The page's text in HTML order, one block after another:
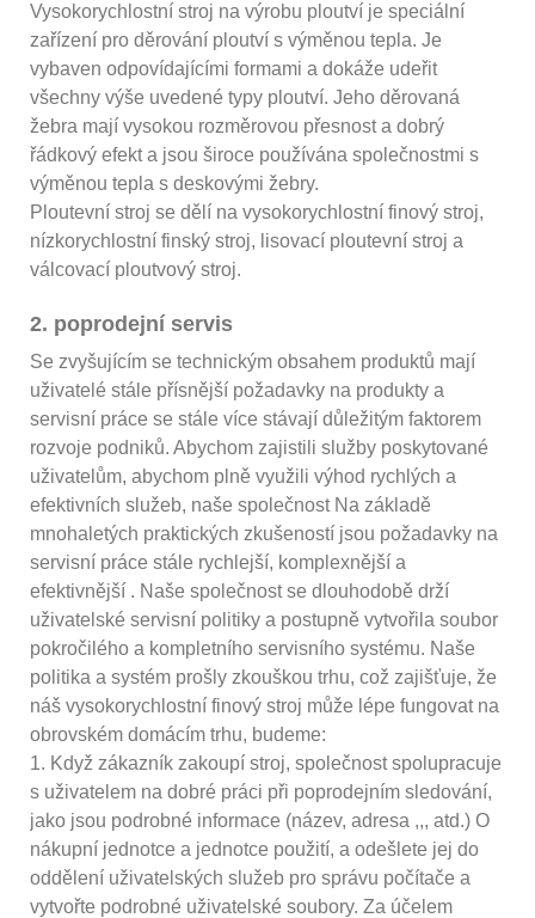
Vysokorychlostní stroj na výrobu ploutví je speciální
zařízení pro děrování ploutví s výměnou tepla. Je
vybaven odpovídajícími formami a dokáže udeřit
všechny výše uvedené typy ploutví. Jeho děrovaná
žebra mají vysokou rozměrovou přesnost a dobrý
řádkový efekt a jsou široce používána společnostmi s
výměnou tepla s deskovými žebry.
Ploutevní stroj se dělí na vysokorychlostní finový stroj,
nízkorychlostní finský stroj, lisovací ploutevní stroj a
válcovací ploutvový stroj.
2. poprodejní servis
Se zvyšujícím se technickým obsahem produktů mají
uživatelé stále přísnější požadavky na produkty a
servisní práce se stále více stávají důležitým faktorem
rozvoje podniků. Abychom zajistili služby poskytované
uživatelům, abychom plně využili výhod rychlých a
efektivních služeb, naše společnost Na základě
mnohaletých praktických zkušeností jsou požadavky na
servisní práce stále rychlejší, komplexnější a
efektivnější . Naše společnost se dlouhodobě drží
uživatelské servisní politiky a postupně vytvořila soubor
pokročilého a kompletního servisního systému. Naše
politika a systém prošly zkouškou trhu, což zajišťuje, že
náš vysokorychlostní finový stroj může lépe fungovat na
obrovském domácím trhu, budeme:
1. Když zákazník zakoupí stroj, společnost spolupracuje
s uživatelem na dobré práci při poprodejním sledování,
jako jsou podrobné informace (název, adresa ,,, atd.) O
nákupní jednotce a jednotce použití, a odešlete jej do
oddělení uživatelských služeb pro správu počítače a
vytvořte podrobné uživatelské soubory. Za účelem